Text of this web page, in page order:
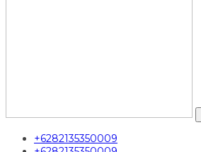
+6282135350009